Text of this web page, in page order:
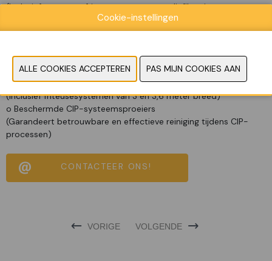
(Inclusief tweetrapsfriteuses, meertraps oliefiltratie,
circulatiepompen, warmtewisselaars, leidingen met kleppen,
ondersteuningsconstructies en loopbruggen)
(Prietfilter, hydrocycloon, Sweco vibratiefilter en papierfilter voor
uitzonderlijke oliehelderheid)
o De grootste friteuses ter wereld
(Inclusief friteusesystemen van 3 en 3,6 meter breed)
o Beschermde CIP-systeemsproeiers
(Garandeert betrouwbare en effectieve reiniging tijdens CIP-
processen)
CONTACTEER ONS!
VORIGE VOLGENDE
Cookie-instellingen